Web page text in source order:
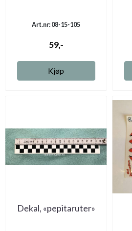
Art.nr: 08-15-105
59,-
Kjøp
Dekal, «pepitaruter»